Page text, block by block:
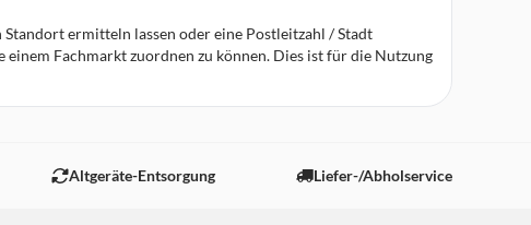
ermitteln lassen oder eine Postleitzahl / Stadt
Fachmarkt zuordnen zu können. Dies ist für die Nutzung
Altgeräte-Entsorgung Liefer-/Abholservice